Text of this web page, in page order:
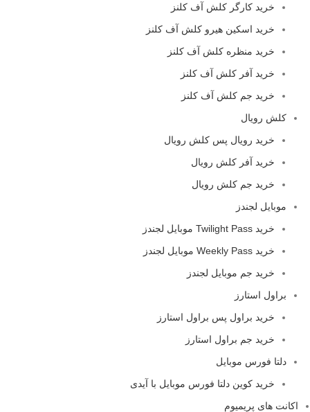
خرید کارگر کلش آف کلنز
خرید اسکین هیرو کلش آف کلنز
خرید منظره کلش آف کلنز
خرید آفر کلش آف کلنز
خرید جم کلش آف کلنز
کلش رویال
خرید رویال پس کلش رویال
خرید آفر کلش رویال
خرید جم کلش رویال
موبایل لجندز
خرید Twilight Pass موبایل لجندز
خرید Weekly Pass موبایل لجندز
خرید جم موبایل لجندز
براول استارز
خرید براول پس براول استارز
خرید جم براول استارز
دلتا فورس موبایل
خرید کوین دلتا فورس موبایل با آیدی
اکانت های پریمیوم